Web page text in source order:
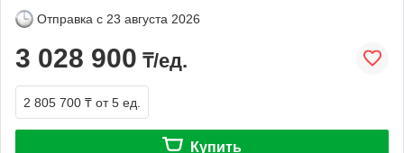
Отправка с 23 августа 2026
3 028 900 ₸/ед.
2 805 700 ₸ от 5 ед.
Купить